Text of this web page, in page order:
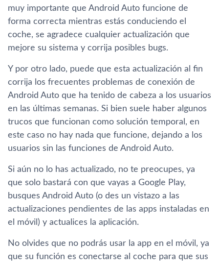
muy importante que Android Auto funcione de
forma correcta mientras estás conduciendo el
coche, se agradece cualquier actualización que
mejore su sistema y corrija posibles bugs.
Y por otro lado, puede que esta actualización al fin
corrija los frecuentes problemas de conexión de
Android Auto que ha tenido de cabeza a los usuarios
en las últimas semanas. Si bien suele haber algunos
trucos que funcionan como solución temporal, en
este caso no hay nada que funcione, dejando a los
usuarios sin las funciones de Android Auto.
Si aún no lo has actualizado, no te preocupes, ya
que solo bastará con que vayas a Google Play,
busques Android Auto (o des un vistazo a las
actualizaciones pendientes de las apps instaladas en
el móvil) y actualices la aplicación.
No olvides que no podrás usar la app en el móvil, ya
que su función es conectarse al coche para que sus